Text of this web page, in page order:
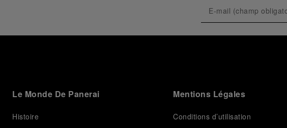
Le Monde De Panerai
Histoire
Mentions Légales
Conditions d’utilisation